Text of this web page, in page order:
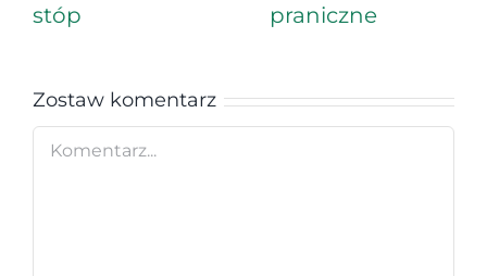
stóp
praniczne
Zostaw komentarz
Comment